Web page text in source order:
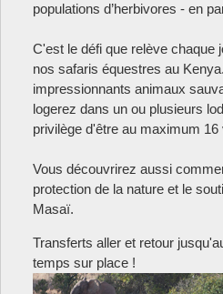
populations d’herbivores - en
C'est le défi que relève chaque
nos safaris équestres au
impressionnants animaux
logerez dans un ou plusieurs
privilège d'être au maximum
Vous découvrirez aussi
protection de la nature et le
Masaï.
Transferts aller et retour
temps sur place !